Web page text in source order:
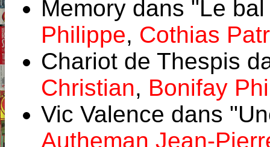
Memory dans "Le
Philippe, Cothias
Chariot de Thespis
Christian, Bonifay
Vic Valence dans
Autheman Jean-